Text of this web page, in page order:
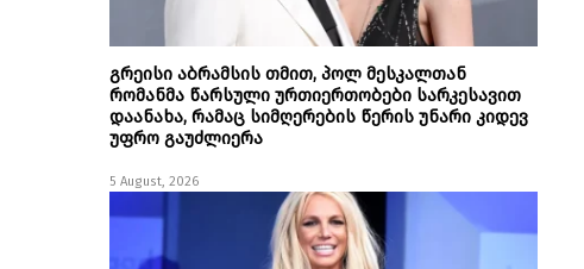
გრეისი აბრამსის თმით, პოლ მესკალთან
რომანმა წარსული ურთიერთობები სარკესავით
დაანახა, რამაც სიმღერების წერის უნარი კიდევ
უფრო გაუძლიერა
5 August, 2026